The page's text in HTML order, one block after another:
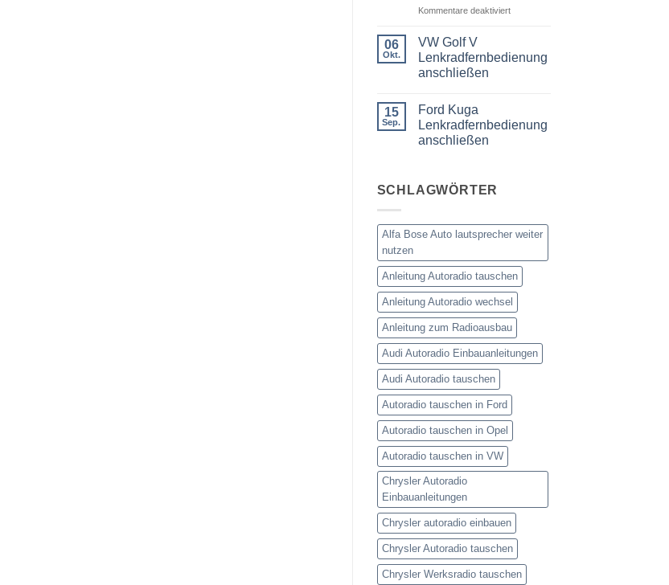
benötigt
Kommentare deaktiviertfür
Lenkradfernbedienung
nachrüsten
06
Okt.
VW Golf V
Lenkradfernbedienung
anschließen
zu
VW
Golf
V
15
Sep.
Ford Kuga
Lenkradfernbedienung
anschließen
Ford
SCHLAGWÖRTER
Alfa Bose Auto lautsprecher weiter
nutzen
Anleitung Autoradio tauschen
Anleitung Autoradio wechsel
Anleitung zum Radioausbau
Audi Autoradio Einbauanleitungen
Audi Autoradio tauschen
Autoradio tauschen in Ford
Autoradio tauschen in Opel
Autoradio tauschen in VW
Chrysler Autoradio
Einbauanleitungen
Chrysler autoradio einbauen
Chrysler Autoradio tauschen
Chrysler Werksradio tauschen